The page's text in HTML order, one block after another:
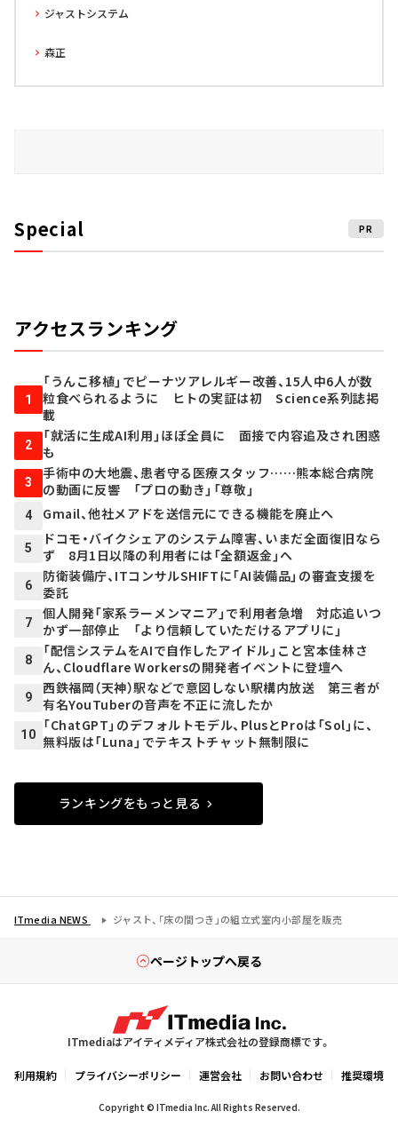
ジャストシステム
森正
Special PR
アクセスランキング
1
「うんこ移植」でピーナツアレルギー改善、15人中6人が数
粒食べられるように ヒトの実証は初 Science系列誌掲
載
2
「就活に生成AI利用」ほぼ全員に 面接で内容追及され困惑
も
3
手術中の大地震、患者守る医療スタッフ……熊本総合病院
の動画に反響 「プロの動き」「尊敬」
4 Gmail、他社メアドを送信元にできる機能を廃止へ
5
ドコモ・バイクシェアのシステム障害、いまだ全面復旧なら
ず 8月1日以降の利用者には「全額返金」へ
6
防衛装備庁、ITコンサルSHIFTに「AI装備品」の審査支援を
委託
7
個人開発「家系ラーメンマニア」で利用者急増 対応追いつ
かず一部停止 「より信頼していただけるアプリに」
8
「配信システムをAIで自作したアイドル」こと宮本佳林さ
ん、Cloudflare Workersの開発者イベントに登壇へ
9
西鉄福岡（天神）駅などで意図しない駅構内放送 第三者が
有名YouTuberの音声を不正に流したか
10
「ChatGPT」のデフォルトモデル、PlusとProは「Sol」に、
無料版は「Luna」でテキストチャット無制限に
ランキングをもっと見る
ITmedia NEWS ジャスト、「床の間つき」の組立式室内小部屋を販売
ページトップへ戻る
ITmediaはアイティメディア株式会社の登録商標です。
利用規約 プライバシーポリシー 運営会社 お問い合わせ 推奨環境
Copyright © ITmedia Inc. All Rights Reserved.